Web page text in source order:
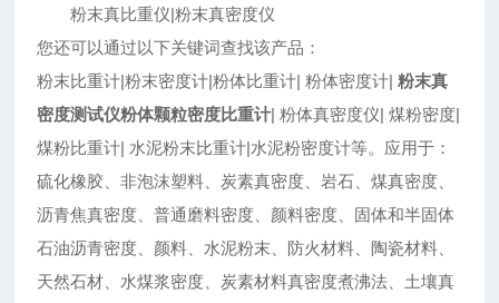
粉末真比重仪|粉末真密度仪
您还可以通过以下关键词查找该产品：
粉末比重计|粉末密度计|粉体比重计| 粉体密度计|粉末真
密度测试仪粉体颗粒密度比重计| 粉体真密度仪| 煤粉密度|
煤粉比重计| 水泥粉末比重计|水泥粉密度计等。应用于：
硫化橡胶、非泡沫塑料、炭素真密度、岩石、煤真密度、
沥青焦真密度、普通磨料密度、颜料密度、固体和半固体
石油沥青密度、颜料、水泥粉末、防火材料、陶瓷材料、
天然石材、水煤浆密度、炭素材料真密度煮沸法、土壤真